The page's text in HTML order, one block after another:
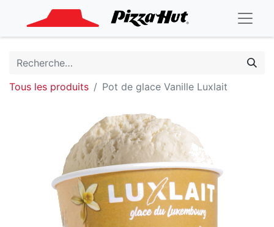
Tous les produits Pot de glace Vanille Luxlait